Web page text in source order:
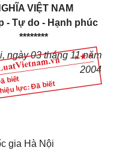
biếtlực: Đã biết
VIỆT NAM
- Tự do - Hạnh phúc
********
ngày 03 tháng 11 năm
2004
gia Hà Nội